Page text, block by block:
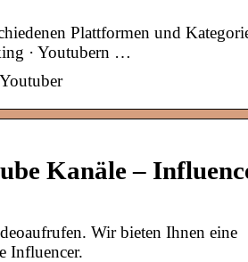
Plattformen und
· Youtubern …
Kanäle –
Wir bieten Ihnen eine
Influencer.